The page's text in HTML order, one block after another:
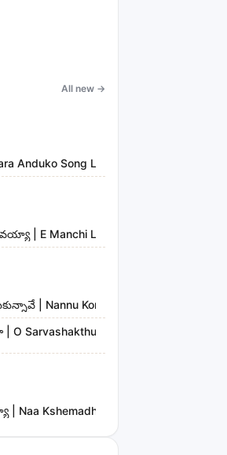
All new →
Anduko Song Lyrics
| E Manchi Lekunna
| Nannu Korukunnaave Nannu
O Sarvashakthudaa Naa Sathyadevudaa
Kshemadharama Naa Yesayya